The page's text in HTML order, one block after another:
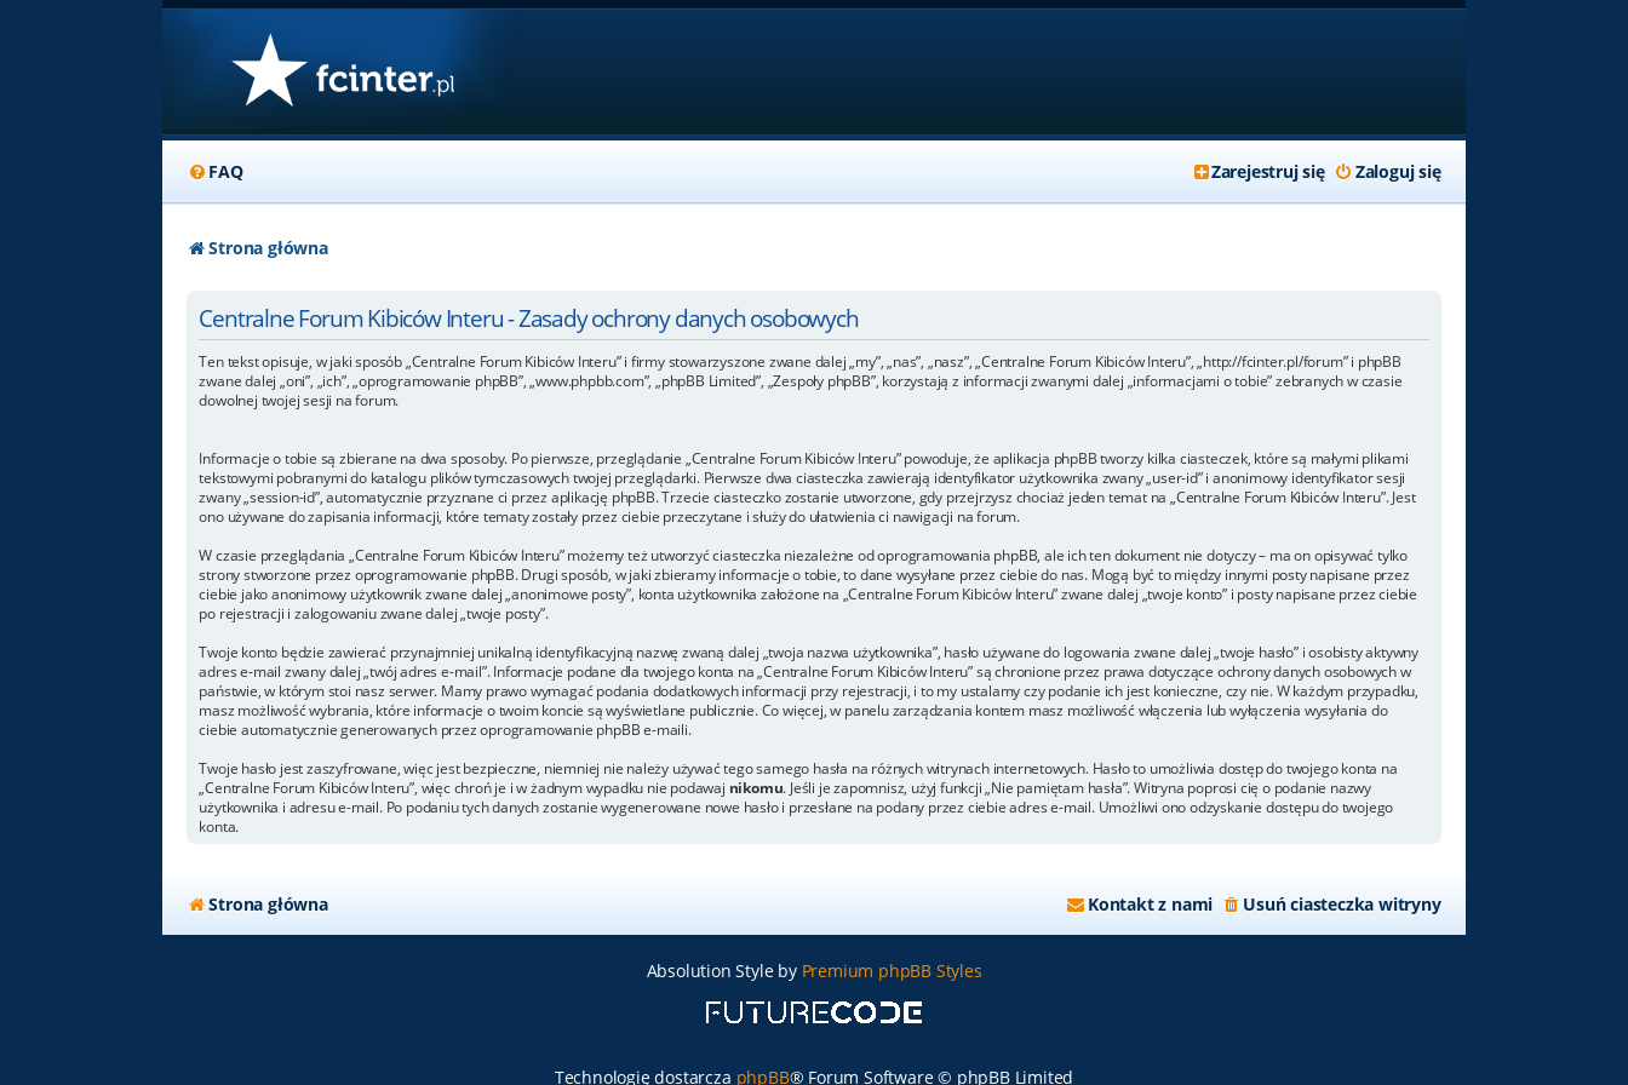
FAQ Zaloguj się
Zarejestruj się
Strona główna
Centralne Forum Kibiców Interu - Zasady ochrony danych osobowych
Ten tekst opisuje, w jaki sposób „Centralne Forum Kibiców Interu” i firmy stowarzyszone zwane dalej „my”, „nas”, „nasz”, „Centralne Forum Kibiców Interu”, „http://fcinter.pl/forum” i phpBB
zwane dalej „oni”, „ich”, „oprogramowanie phpBB”, „www.phpbb.com”, „phpBB Limited”, „Zespoły phpBB”, korzystają z informacji zwanymi dalej „informacjami o tobie” zebranych w czasie
dowolnej twojej sesji na forum.
Informacje o tobie są zbierane na dwa sposoby. Po pierwsze, przeglądanie „Centralne Forum Kibiców Interu” powoduje, że aplikacja phpBB tworzy kilka ciasteczek, które są małymi plikami
tekstowymi pobranymi do katalogu plików tymczasowych twojej przeglądarki. Pierwsze dwa ciasteczka zawierają identyfikator użytkownika zwany „user-id” i anonimowy identyfikator sesji
zwany „session-id”, automatycznie przyznane ci przez aplikację phpBB. Trzecie ciasteczko zostanie utworzone, gdy przejrzysz chociaż jeden temat na „Centralne Forum Kibiców Interu”. Jest
ono używane do zapisania informacji, które tematy zostały przez ciebie przeczytane i służy do ułatwienia ci nawigacji na forum.
W czasie przeglądania „Centralne Forum Kibiców Interu” możemy też utworzyć ciasteczka niezależne od oprogramowania phpBB, ale ich ten dokument nie dotyczy – ma on opisywać tylko
strony stworzone przez oprogramowanie phpBB. Drugi sposób, w jaki zbieramy informacje o tobie, to dane wysyłane przez ciebie do nas. Mogą być to między innymi posty napisane przez
ciebie jako anonimowy użytkownik zwane dalej „anonimowe posty”, konta użytkownika założone na „Centralne Forum Kibiców Interu” zwane dalej „twoje konto” i posty napisane przez ciebie
po rejestracji i zalogowaniu zwane dalej „twoje posty”.
Twoje konto będzie zawierać przynajmniej unikalną identyfikacyjną nazwę zwaną dalej „twoja nazwa użytkownika”, hasło używane do logowania zwane dalej „twoje hasło” i osobisty aktywny
adres e-mail zwany dalej „twój adres e-mail”. Informacje podane dla twojego konta na „Centralne Forum Kibiców Interu” są chronione przez prawa dotyczące ochrony danych osobowych w
państwie, w którym stoi nasz serwer. Mamy prawo wymagać podania dodatkowych informacji przy rejestracji, i to my ustalamy czy podanie ich jest konieczne, czy nie. W każdym przypadku,
masz możliwość wybrania, które informacje o twoim koncie są wyświetlane publicznie. Co więcej, w panelu zarządzania kontem masz możliwość włączenia lub wyłączenia wysyłania do
ciebie automatycznie generowanych przez oprogramowanie phpBB e-maili.
Twoje hasło jest zaszyfrowane, więc jest bezpieczne, niemniej nie należy używać tego samego hasła na różnych witrynach internetowych. Hasło to umożliwia dostęp do twojego konta na
„Centralne Forum Kibiców Interu”, więc chroń je i w żadnym wypadku nie podawaj nikomu. Jeśli je zapomnisz, użyj funkcji „Nie pamiętam hasła”. Witryna poprosi cię o podanie nazwy
użytkownika i adresu e-mail. Po podaniu tych danych zostanie wygenerowane nowe hasło i przesłane na podany przez ciebie adres e-mail. Umożliwi ono odzyskanie dostępu do twojego
konta.
Strona główna Usuń ciasteczka witryny
Kontakt z nami
Absolution Style by Premium phpBB Styles
Technologię dostarcza phpBB® Forum Software © phpBB Limited